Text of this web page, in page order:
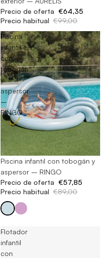
Precio de oferta €64,35
Precio habitual €99,00
Piscina
infantil
con
tobogán
y
aspersor
–
RINGO
-35%
Piscina infantil con tobogán y
aspersor – RINGO
Precio de oferta €57,85
Precio habitual €89,00
Flotador
infantil
con